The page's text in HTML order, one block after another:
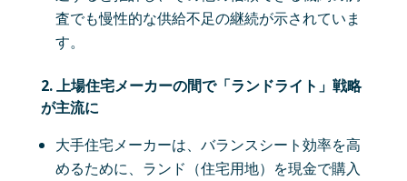
査でも慢性的な供給不足の継続が示されていま
す。
2. 上場住宅メーカーの間で「ランドライト」戦略
が主流に
大手住宅メーカーは、バランスシート効率を高
めるために、ランド（住宅用地）を現金で購入